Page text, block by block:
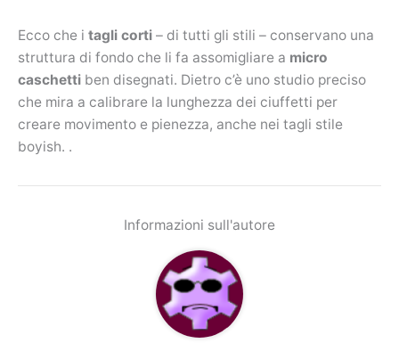
Ecco che i tagli corti – di tutti gli stili – conservano una
struttura di fondo che li fa assomigliare a micro
caschetti ben disegnati. Dietro c’è uno studio preciso
che mira a calibrare la lunghezza dei ciuffetti per
creare movimento e pienezza, anche nei tagli stile
boyish. .
Informazioni sull'autore